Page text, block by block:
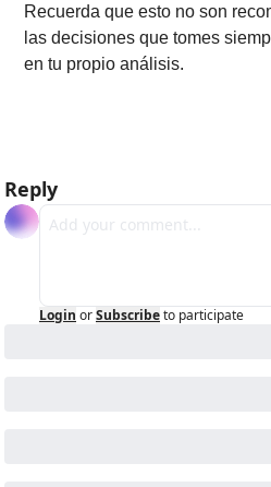
Recuerda que esto no son
las decisiones que tomes
en tu propio análisis.
Reply
Login orSubscribeto participate